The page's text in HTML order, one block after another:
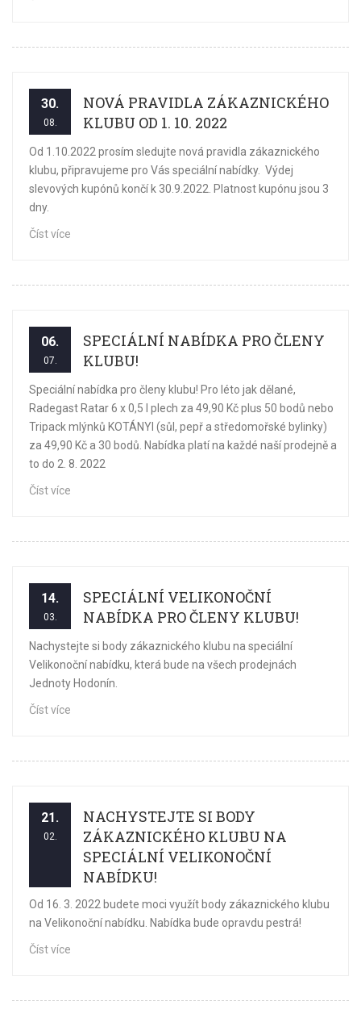
30.
08.
NOVÁ PRAVIDLA ZÁKAZNICKÉHO
KLUBU OD 1. 10. 2022
Od 1.10.2022 prosím sledujte nová pravidla zákaznického
klubu, připravujeme pro Vás speciální nabídky. Výdej
slevových kupónů končí k 30.9.2022. Platnost kupónu jsou 3
dny.
Číst více
06.
07.
SPECIÁLNÍ NABÍDKA PRO ČLENY
KLUBU!
Speciální nabídka pro členy klubu! Pro léto jak dělané,
Radegast Ratar 6 x 0,5 l plech za 49,90 Kč plus 50 bodů nebo
Tripack mlýnků KOTÁNYI (sůl, pepř a středomořské bylinky)
za 49,90 Kč a 30 bodů. Nabídka platí na každé naší prodejně a
to do 2. 8. 2022
Číst více
14.
03.
SPECIÁLNÍ VELIKONOČNÍ
NABÍDKA PRO ČLENY KLUBU!
Nachystejte si body zákaznického klubu na speciální
Velikonoční nabídku, která bude na všech prodejnách
Jednoty Hodonín.
Číst více
21.
02.
NACHYSTEJTE SI BODY
ZÁKAZNICKÉHO KLUBU NA
SPECIÁLNÍ VELIKONOČNÍ
NABÍDKU!
Od 16. 3. 2022 budete moci využít body zákaznického klubu
na Velikonoční nabídku. Nabídka bude opravdu pestrá!
Číst více